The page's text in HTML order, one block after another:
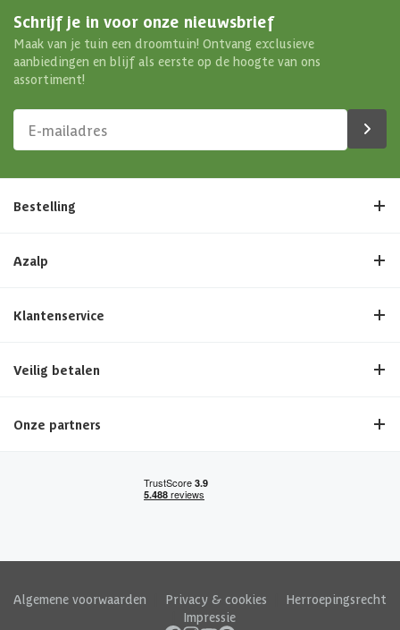
Schrijf je in voor onze nieuwsbrief
Maak van je tuin een droomtuin! Ontvang exclusieve
aanbiedingen en blijf als eerste op de hoogte van ons
assortiment!
Bestelling
Azalp
Klantenservice
Veilig betalen
Onze partners
Algemene voorwaarden Privacy & cookies
Herroepingsrecht
Impressie